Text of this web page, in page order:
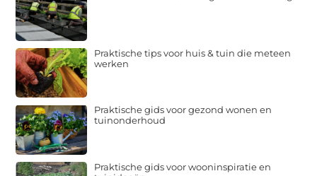
Praktische tips voor huis & tuin die meteen
werken
Praktische gids voor gezond wonen en
tuinonderhoud
Praktische gids voor wooninspiratie en